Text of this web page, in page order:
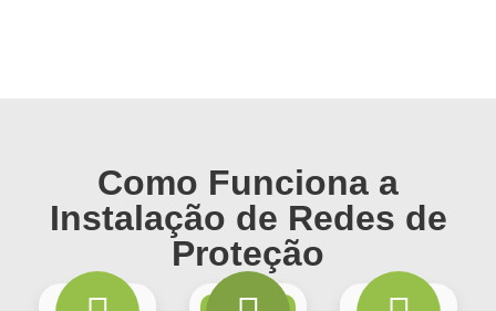
Como Funciona a
Instalação de Redes de
Proteção